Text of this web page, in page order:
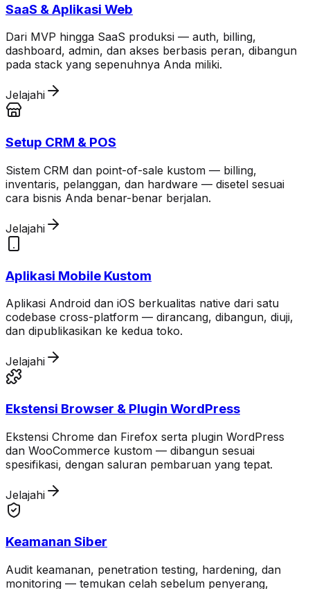
SaaS & Aplikasi Web
Dari MVP hingga SaaS produksi — auth, billing,
dashboard, admin, dan akses berbasis peran, dibangun
pada stack yang sepenuhnya Anda miliki.
Jelajahi
Setup CRM & POS
Sistem CRM dan point-of-sale kustom — billing,
inventaris, pelanggan, dan hardware — disetel sesuai
cara bisnis Anda benar-benar berjalan.
Jelajahi
Aplikasi Mobile Kustom
Aplikasi Android dan iOS berkualitas native dari satu
codebase cross-platform — dirancang, dibangun, diuji,
dan dipublikasikan ke kedua toko.
Jelajahi
Ekstensi Browser & Plugin WordPress
Ekstensi Chrome dan Firefox serta plugin WordPress
dan WooCommerce kustom — dibangun sesuai
spesifikasi, dengan saluran pembaruan yang tepat.
Jelajahi
Keamanan Siber
Audit keamanan, penetration testing, hardening, dan
monitoring — temukan celah sebelum penyerang,